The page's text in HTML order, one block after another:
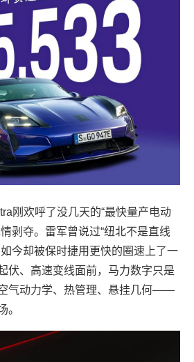
刚欢呼了没几天的“最快量产电动
剥夺。雷军曾说过“纽北不是直线
今却被保时捷用更快的圈速上了一
伏、高速变线面前，马力数字只是
气动力学、热管理、悬挂几何——
。